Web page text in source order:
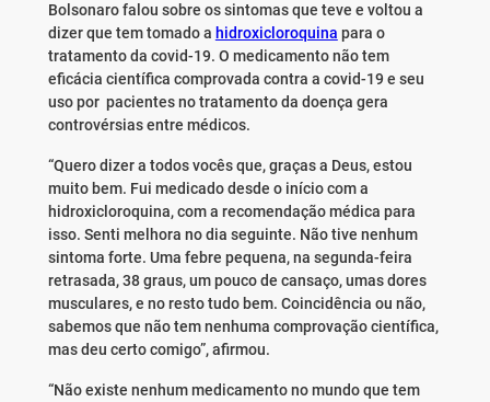
Bolsonaro falou sobre os sintomas que teve e voltou a
dizer que tem tomado a hidroxicloroquina para o
tratamento da covid-19. O medicamento não tem
eficácia científica comprovada contra a covid-19 e seu
uso por pacientes no tratamento da doença gera
controvérsias entre médicos.
“Quero dizer a todos vocês que, graças a Deus, estou
muito bem. Fui medicado desde o início com a
hidroxicloroquina, com a recomendação médica para
isso. Senti melhora no dia seguinte. Não tive nenhum
sintoma forte. Uma febre pequena, na segunda-feira
retrasada, 38 graus, um pouco de cansaço, umas dores
musculares, e no resto tudo bem. Coincidência ou não,
sabemos que não tem nenhuma comprovação científica,
mas deu certo comigo”, afirmou.
“Não existe nenhum medicamento no mundo que tem